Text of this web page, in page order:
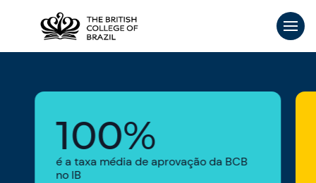
100%
é a taxa média de aprovação da BCB
no IB